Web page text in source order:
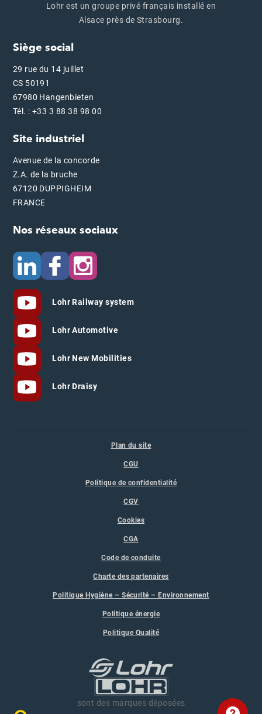
Lohr est un groupe privé français installé en
Alsace près de Strasbourg.
Siège social
29 rue du 14 juillet
CS 50191
67980 Hangenbieten
Tél. : +33 3 88 38 98 00
Site industriel
Avenue de la concorde
Z.A. de la bruche
67120 DUPPIGHEIM
FRANCE
Nos réseaux sociaux
Lohr Railway system
Lohr Automotive
Lohr New Mobilities
Lohr Draisy
Plan du site
CGU
Politique de confidentialité
CGV
Cookies
CGA
Code de conduite
Charte des partenaires
Politique Hygiène – Sécurité – Environnement
Politique énergie
Politique Qualité
sont des marques déposées